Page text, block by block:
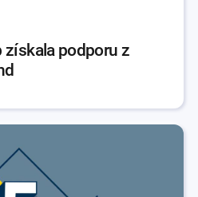
získala podporu z